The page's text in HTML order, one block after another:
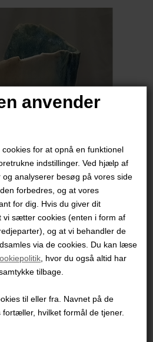
anvender
for at opnå en funktionel
indstillinger. Ved hjælp af
analyserer besøg på vores side
forbedres, og at vores
for dig. Hvis du giver dit
vi sætter cookies (enten i form af
og at vi behandler de
via de cookies. Du kan læse
, hvor du også altid har
tilbage.
til eller fra. Navnet på de
hvilket formål de tjener.